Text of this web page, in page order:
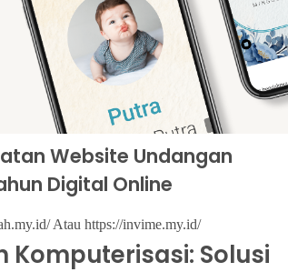
Website Undangan
Digital Online
Atau https://invime.my.id/
Komputerisasi: Solusi